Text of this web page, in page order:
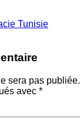
Tunisie
sera pas publiée.
avec *